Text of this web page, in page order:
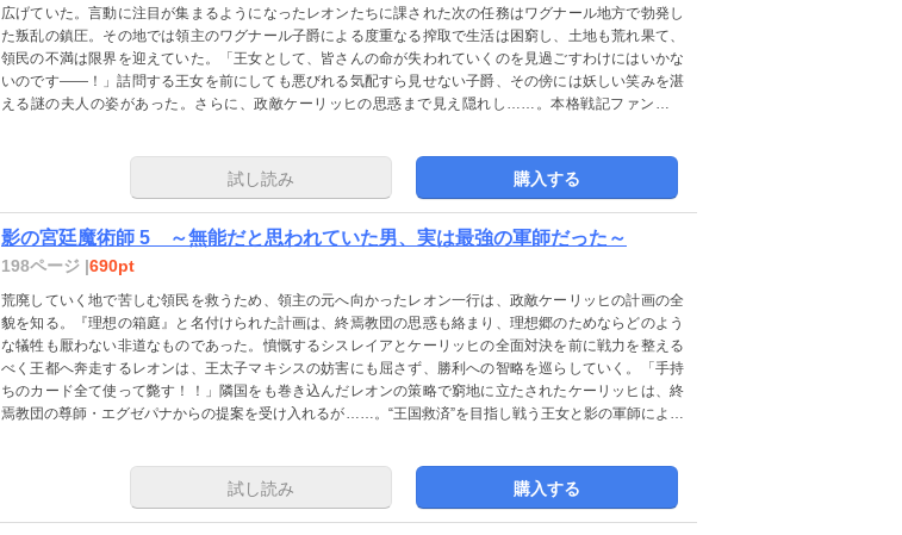
広げていた。言動に注目が集まるようになったレオンたちに課された次の任務はワグナール地方で勃発し
た叛乱の鎮圧。その地では領主のワグナール子爵による度重なる搾取で生活は困窮し、土地も荒れ果て、
領民の不満は限界を迎えていた。「王女として、皆さんの命が失われていくのを見過ごすわけにはいかな
いのです――！」詰問する王女を前にしても悪びれる気配すら見せない子爵、その傍には妖しい笑みを湛
える謎の夫人の姿があった。さらに、政敵ケーリッヒの思惑まで見え隠れし……。本格戦記ファンタジ
試し読み 購入する
影の宮廷魔術師 5 ～無能だと思われていた男、実は最強の軍師だった～
198ページ |690pt
荒廃していく地で苦しむ領民を救うため、領主の元へ向かったレオン一行は、政敵ケーリッヒの計画の全
貌を知る。『理想の箱庭』と名付けられた計画は、終焉教団の思惑も絡まり、理想郷のためならどのよう
な犠牲も厭わない非道なものであった。憤慨するシスレイアとケーリッヒの全面対決を前に戦力を整える
べく王都へ奔走するレオンは、王太子マキシスの妨害にも屈さず、勝利への智略を巡らしていく。「手持
ちのカード全て使って斃す！！」隣国をも巻き込んだレオンの策略で窮地に立たされたケーリッヒは、終
焉教団の尊師・エグゼパナからの提案を受け入れるが……。“王国救済”を目指し戦う王女と影の軍師による
試し読み 購入する